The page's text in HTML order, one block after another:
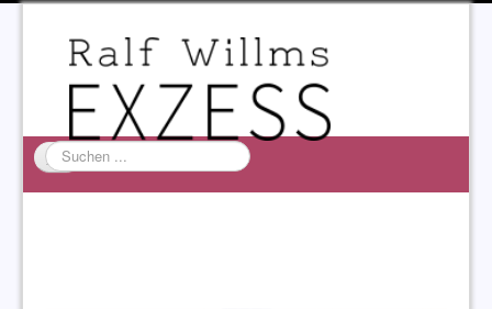
Suchen
...